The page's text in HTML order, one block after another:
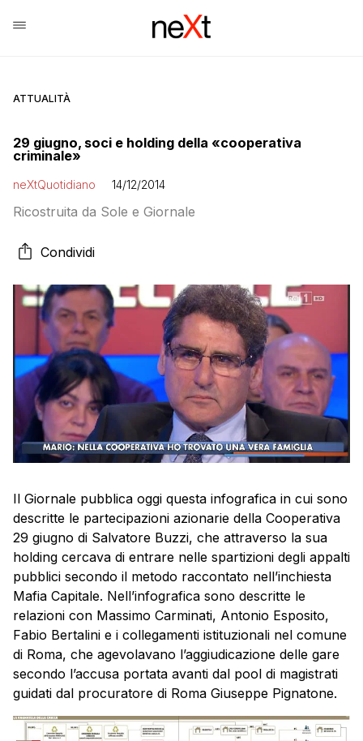
ATTUALITÀ
29 giugno, soci e holding della «cooperativa
criminale»
neXtQuotidiano 14/12/2014
Ricostruita da Sole e Giornale
Condividi
Il Giornale pubblica oggi questa infografica in cui sono
descritte le partecipazioni azionarie della Cooperativa
29 giugno di Salvatore Buzzi, che attraverso la sua
holding cercava di entrare nelle spartizioni degli appalti
pubblici secondo il metodo raccontato nell’inchiesta
Mafia Capitale. Nell’infografica sono descritte le
relazioni con Massimo Carminati, Antonio Esposito,
Fabio Bertalini e i collegamenti istituzionali nel comune
di Roma, che agevolavano l’aggiudicazione delle gare
secondo l’accusa portata avanti dal pool di magistrati
guidati dal procuratore di Roma Giuseppe Pignatone.